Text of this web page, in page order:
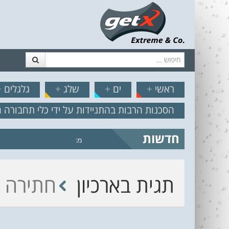
חיפוש
// תפריט
דלג לתוכן
ראשי + ים + שלג + גלגלים
הסכנות הרבות בהתניידות על ידי כלי
חדשות מצב הים והרוח – תחזית גלים
תגית בארכיון חתירה